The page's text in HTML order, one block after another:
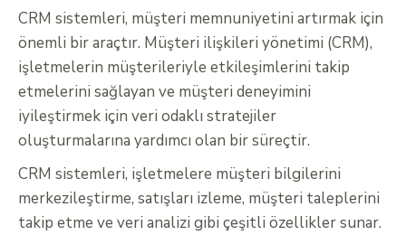
CRM sistemleri, müşteri memnuniyetini artırmak için
önemli bir araçtır. Müşteri ilişkileri yönetimi (CRM),
işletmelerin müşterileriyle etkileşimlerini takip
etmelerini sağlayan ve müşteri deneyimini
iyileştirmek için veri odaklı stratejiler
oluşturmalarına yardımcı olan bir süreçtir.
CRM sistemleri, işletmelere müşteri bilgilerini
merkezileştirme, satışları izleme, müşteri taleplerini
takip etme ve veri analizi gibi çeşitli özellikler sunar.